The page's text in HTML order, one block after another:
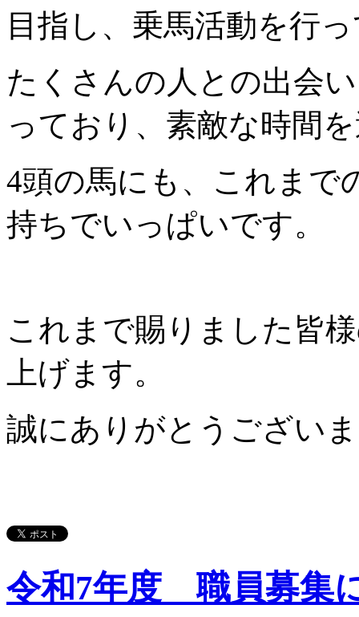
目指し、乗馬活動を行
たくさんの人との出会
っており、素敵な時間
4頭の馬にも、これまで
持ちでいっぱいです。
これまで賜りました皆
上げます。
誠にありがとうござい
令和7年度 職員募集